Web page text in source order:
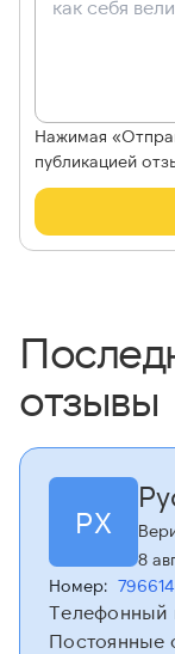
Нажимая
публикацией
отзывы
РХ
8
Номер:
Телефонный
Постоянные